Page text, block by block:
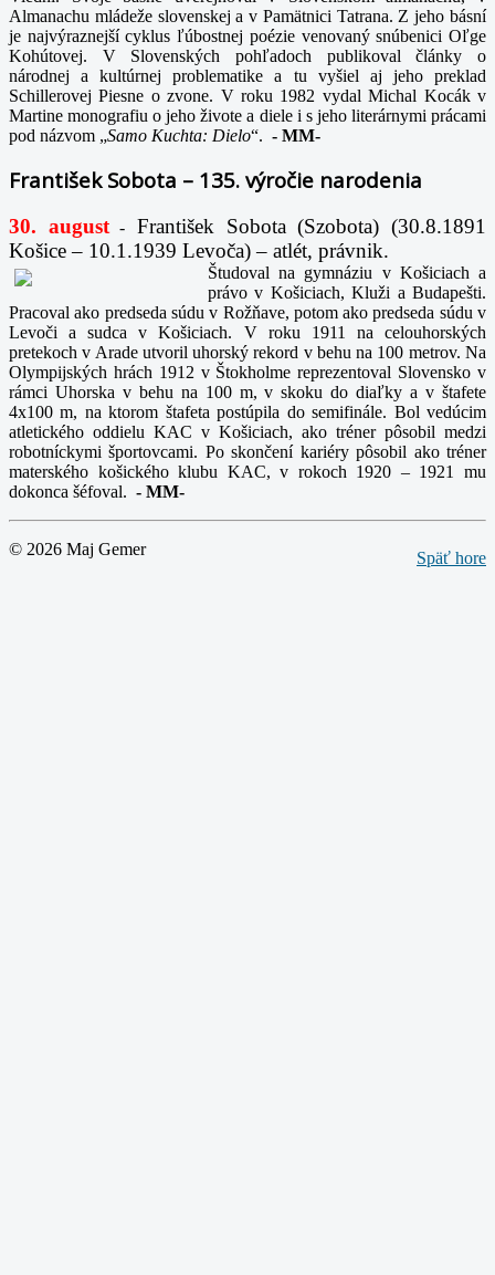
Almanachu mládeže slovenskej a v Pamätnici Tatrana. Z jeho básní
je najvýraznejší cyklus ľúbostnej poézie venovaný snúbenici Oľge
Kohútovej. V Slovenských pohľadoch publikoval články o
národnej a kultúrnej problematike a tu vyšiel aj jeho preklad
Schillerovej Piesne o zvone. V roku 1982 vydal Michal Kocák v
Martine monografiu o jeho živote a diele i s jeho literárnymi prácami
pod názvom „Samo Kuchta: Dielo“. - MM-
František Sobota – 135. výročie narodenia
30. august-
František Sobota (Szobota) (30.8.1891
Košice – 10.1.1939 Levoča) – atlét, právnik.
Študoval na gymnáziu v Košiciach a
právo v Košiciach, Kluži a Budapešti.
Pracoval ako predseda súdu v Rožňave, potom ako predseda súdu v
Levoči a sudca v Košiciach. V roku 1911 na celouhorských
pretekoch v Arade utvoril uhorský rekord v behu na 100 metrov. Na
Olympijských hrách 1912 v Štokholme reprezentoval Slovensko v
rámci Uhorska v behu na 100 m, v skoku do diaľky a v štafete
4x100 m, na ktorom štafeta postúpila do semifinále. Bol vedúcim
atletického oddielu KAC v Košiciach, ako tréner pôsobil medzi
robotníckymi športovcami. Po skončení kariéry pôsobil ako tréner
materského košického klubu KAC, v rokoch 1920 – 1921 mu
dokonca šéfoval. - MM-
Späť hore
© 2026 Maj Gemer